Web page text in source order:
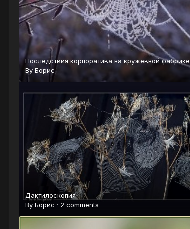
Последствия корпоратива на кружевной фабрике
By Борис
Дактилоскопия
By Борис · 2 comments